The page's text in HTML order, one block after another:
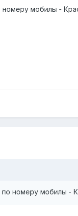
мобилы -
номеру мобилы -